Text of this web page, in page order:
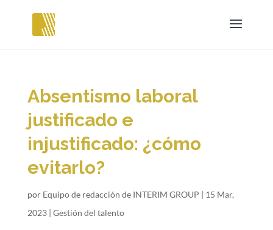
Absentismo laboral
justificado e
injustificado: ¿cómo
evitarlo?
por Equipo de redacción de INTERIM GROUP | 15 Mar,
2023| Gestión del talento